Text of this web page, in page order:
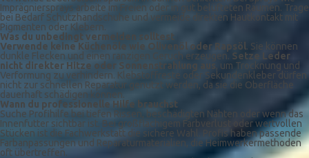
Imprägniersprays arbeite im Freien oder in gut belüfteten Räumen. Trage
bei Bedarf Schutzhandschuhe und vermeide direkten Hautkontakt mit
Pigmenten oder Klebern.
Was du unbedingt vermeiden solltest
Verwende keine Küchenöle wie Olivenöl oder Rapsöl. Sie können
dunkle Flecken und einen ranzigen Geruch erzeugen. Setze Leder
nicht direkter Hitze oder Sonnenstrahlung aus , um Trocknung und
Verformung zu verhindern. Klebstoffreste oder Sekundenkleber dürfen
nicht zur schnellen Reparatur genutzt werden, da sie die Oberfläche
dauerhaft schädigen können.
Wann du professionelle Hilfe brauchst
Suche Profihilfe bei tiefen Rissen, beschädigten Nähten oder wenn das
Innenfutter sichtbar ist. Bei großflächigem Farbverlust oder wertvollen
Stücken ist die Fachwerkstatt die sichere Wahl. Profis haben passende
Farbanpassungen und Reparaturmaterialien, die Heimwerkermethoden
oft übertreffen.